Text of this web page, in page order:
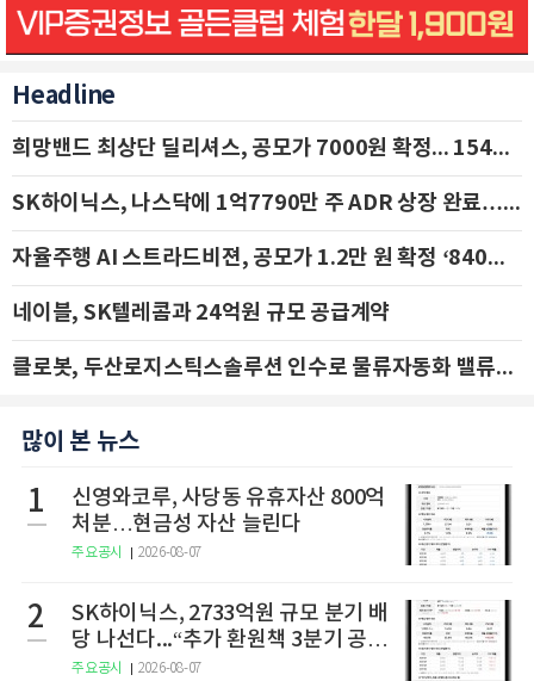
Headline
희망밴드 최상단 딜리셔스, 공모가 7000원 확정... 154억 규모 IPO 돌입
SK하이닉스, 나스닥에 1억7790만 주 ADR 상장 완료…29일 국내 추가 상장
자율주행 AI 스트라드비젼, 공모가 1.2만 원 확정 ‘840억 수혈’
네이블, SK텔레콤과 24억원 규모 공급계약
클로봇, 두산로지스틱스솔루션 인수로 물류자동화 밸류체인 확장 추진 - IBK투자증권
많이 본 뉴스
1
신영와코루, 사당동 유휴자산 800억
처분…현금성 자산 늘린다
주요공시 2026-08-07
2
SK하이닉스, 2733억원 규모 분기 배
당 나선다...“추가 환원책 3분기 공
개”
주요공시 2026-08-07